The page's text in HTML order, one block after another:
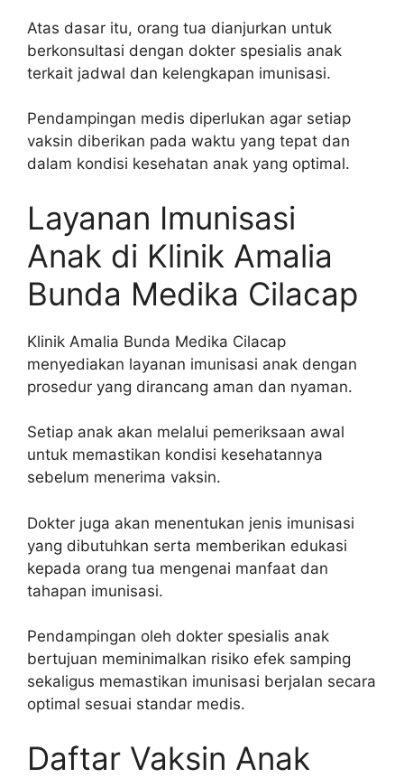
Atas dasar itu, orang tua dianjurkan untuk
berkonsultasi dengan dokter spesialis anak
terkait jadwal dan kelengkapan imunisasi.
Pendampingan medis diperlukan agar setiap
vaksin diberikan pada waktu yang tepat dan
dalam kondisi kesehatan anak yang optimal.
Layanan Imunisasi
Anak di Klinik Amalia
Bunda Medika Cilacap
Klinik Amalia Bunda Medika Cilacap
menyediakan layanan imunisasi anak dengan
prosedur yang dirancang aman dan nyaman.
Setiap anak akan melalui pemeriksaan awal
untuk memastikan kondisi kesehatannya
sebelum menerima vaksin.
Dokter juga akan menentukan jenis imunisasi
yang dibutuhkan serta memberikan edukasi
kepada orang tua mengenai manfaat dan
tahapan imunisasi.
Pendampingan oleh dokter spesialis anak
bertujuan meminimalkan risiko efek samping
sekaligus memastikan imunisasi berjalan secara
optimal sesuai standar medis.
Daftar Vaksin Anak